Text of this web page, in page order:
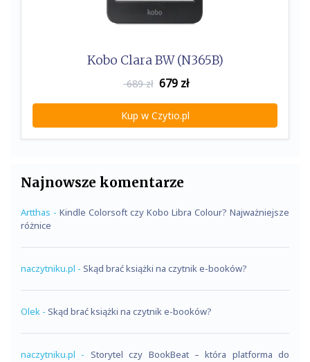
Kobo Clara BW (N365B)
689 zł 679 zł
Kup w Czytio.pl
Najnowsze komentarze
Artthas - Kindle Colorsoft czy Kobo Libra Colour? Najważniejsze
różnice
naczytniku.pl - Skąd brać książki na czytnik e-booków?
Olek - Skąd brać książki na czytnik e-booków?
naczytniku.pl - Storytel czy BookBeat – która platforma do